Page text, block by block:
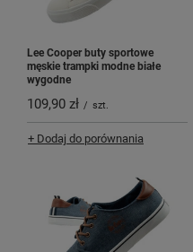
Lee Cooper buty sportowe
męskie trampki modne białe
wygodne
109,90 zł / szt.
+ Dodaj do porównania